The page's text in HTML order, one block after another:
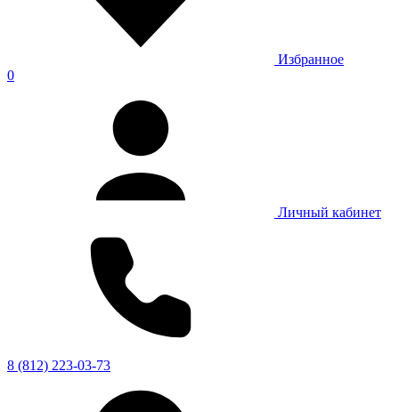
Избранное
0
Личный кабинет
8 (812) 223-03-73